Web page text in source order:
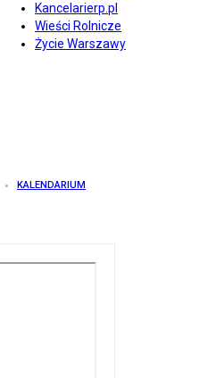
Kancelarierp.pl
Wieści Rolnicze
Życie Warszawy
KALENDARIUM